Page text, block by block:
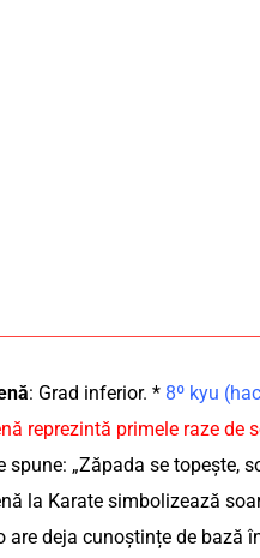
: Grad inferior. * 8º kyu
reprezintă primele raze de
spune: „Zăpada se topește,
la Karate simbolizează
are deja cunoștințe de bază